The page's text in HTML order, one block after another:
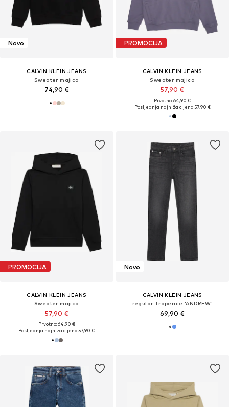
Novo
CALVIN KLEIN JEANS
Sweater majica
74,90 €
PROMOCIJA
CALVIN KLEIN JEANS
Sweater majica
57,90 €
Prvotno: 64,90 €
Posljednja najniža cijena:57,90 €
PROMOCIJA
CALVIN KLEIN JEANS
Sweater majica
57,90 €
Prvotno: 64,90 €
Posljednja najniža cijena:57,90 €
Novo
CALVIN KLEIN JEANS
regular Traperice 'ANDREW'
69,90 €